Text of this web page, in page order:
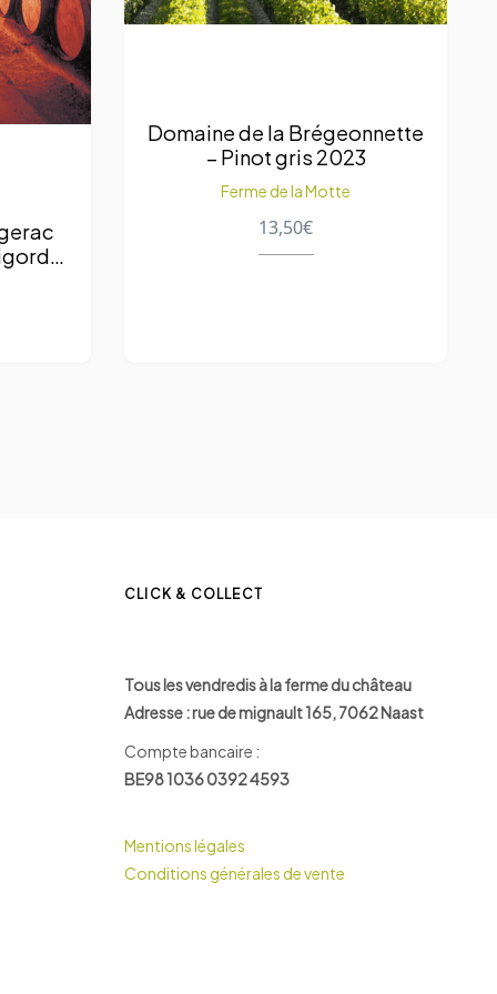
Domaine de la Brégeonnette
– Pinot gris 2023
Ferme de la Motte
13,50€
CLICK & COLLECT
Tous les vendredis à la ferme du château
Adresse : rue de mignault 165, 7062 Naast
Compte bancaire :
BE98 1036 0392 4593
Mentions légales
Conditions générales de vente